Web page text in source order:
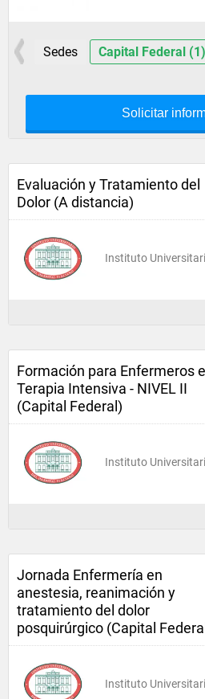
Sedes Capital Federal (1)
Solicitar
Evaluación y Tratamiento del
Dolor (A distancia)
Instituto
Formación para Enfermeros
Terapia Intensiva - NIVEL II
(Capital Federal)
Instituto
Jornada Enfermería en
anestesia, reanimación y
tratamiento del dolor
posquirúrgico (Capital
Instituto